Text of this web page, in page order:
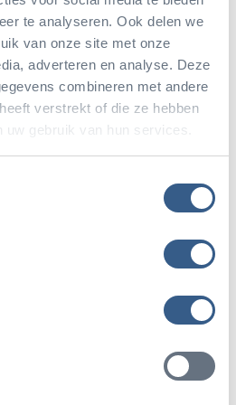
te analyseren. Ook delen we
van onze site met onze
adverteren en analyse. Deze
combineren met andere
verstrekt of die ze hebben
uw gebruik van hun services.
der Arnheimer Tierpark,
im Burgers’ Zoo
der
2018 machten die drei
den Eindruck, in Kürze das
Das Elternpaar hatte an
die Gelegenheit, die
zu versehen und einige Federn